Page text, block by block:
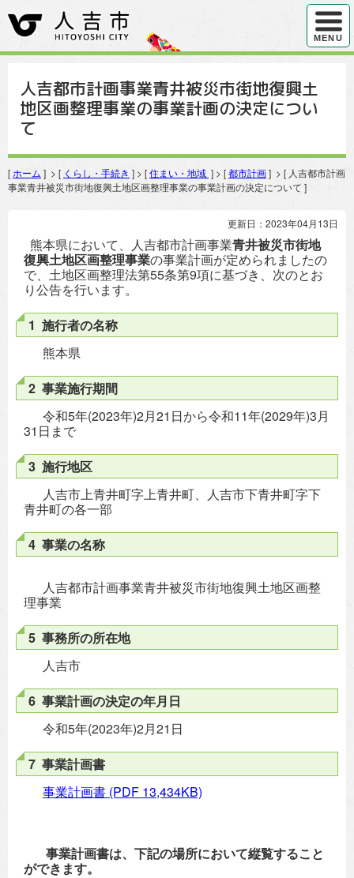
ハンバ
MENU
人吉都市計画事業青井被災市街地復興土
地区画整理事業の事業計画の決定につい
て
[ ホーム ] > [ くらし・手続き ] > [住まい・地域 ] > [都市計画] > [ 人吉都市計画
事業青井被災市街地復興土地区画整理事業の事業計画の決定について ]
更新日：2023年04月13日
熊本県において、人吉都市計画事業青井被災市街地
復興土地区画整理事業の事業計画が定められましたの
で、土地区画整理法第55条第9項に基づき、次のとお
り公告を行います。
1 施行者の名称
熊本県
2 事業施行期間
令和5年(2023年)2月21日から令和11年(2029年)3月
31日まで
3 施行地区
人吉市上青井町字上青井町、人吉市下青井町字下
青井町の各一部
4 事業の名称
人吉都市計画事業青井被災市街地復興土地区画整
理事業
5 事務所の所在地
人吉市
6 事業計画の決定の年月日
令和5年(2023年)2月21日
7 事業計画書
事業計画書 (PDF 13,434KB)
事業計画書は、下記の場所において縦覧すること
ができます。